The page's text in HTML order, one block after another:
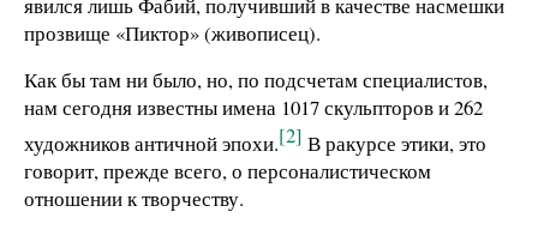
прозвище «Пиктор» (живописец).
Как бы там ни было, но, по подсчетам специалистов,
нам сегодня известны имена 1017 скульпторов и 262
художников античной эпохи.[2] В ракурсе этики, это
говорит, прежде всего, о персоналистическом
отношении к творчеству.